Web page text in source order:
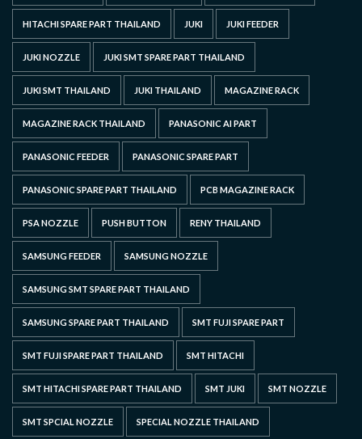
HITACHI SPARE PART THAILAND JUKI JUKI FEEDER
JUKI NOZZLE JUKI SMT SPARE PART THAILAND
JUKI SMT THAILAND JUKI THAILAND MAGAZINE RACK
MAGAZINE RACK THAILAND PANASONIC AI PART
PANASONIC FEEDER PANASONIC SPARE PART
PANASONIC SPARE PART THAILAND PCB MAGAZINE RACK
PSA NOZZLE PUSH BUTTON RENY THAILAND
SAMSUNG FEEDER SAMSUNG NOZZLE
SAMSUNG SMT SPARE PART THAILAND
SAMSUNG SPARE PART THAILAND SMT FUJI SPARE PART
SMT FUJI SPARE PART THAILAND SMT HITACHI
SMT HITACHI SPARE PART THAILAND SMT JUKI SMT NOZZLE
SMT SPCIAL NOZZLE SPECIAL NOZZLE THAILAND